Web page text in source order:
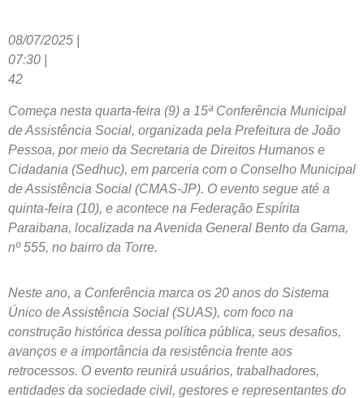
08/07/2025 |
07:30 |
42
Começa nesta quarta-feira (9) a 15ª Conferência Municipal
de Assistência Social, organizada pela Prefeitura de João
Pessoa, por meio da Secretaria de Direitos Humanos e
Cidadania (Sedhuc), em parceria com o Conselho Municipal
de Assistência Social (CMAS-JP). O evento segue até a
quinta-feira (10), e acontece na Federação Espírita
Paraibana, localizada na Avenida General Bento da Gama,
nº 555, no bairro da Torre.
Neste ano, a Conferência marca os 20 anos do Sistema
Único de Assistência Social (SUAS), com foco na
construção histórica dessa política pública, seus desafios,
avanços e a importância da resistência frente aos
retrocessos. O evento reunirá usuários, trabalhadores,
entidades da sociedade civil, gestores e representantes do